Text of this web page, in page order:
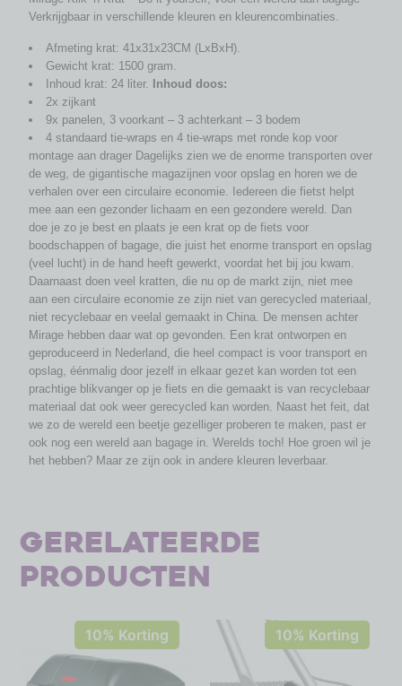
Verkrijgbaar in verschillende kleuren en kleurencombinaties.
Afmeting krat: 41x31x23CM (LxBxH).
Gewicht krat: 1500 gram.
Inhoud krat: 24 liter. Inhoud doos:
2x zijkant
9x panelen, 3 voorkant – 3 achterkant – 3 bodem
4 standaard tie-wraps en 4 tie-wraps met ronde kop voor
montage aan drager Dagelijks zien we de enorme transporten over
de weg, de gigantische magazijnen voor opslag en horen we de
verhalen over een circulaire economie. Iedereen die fietst helpt
mee aan een gezonder lichaam en een gezondere wereld. Dan
doe je zo je best en plaats je een krat op de fiets voor
boodschappen of bagage, die juist het enorme transport en opslag
(veel lucht) in de hand heeft gewerkt, voordat het bij jou kwam.
Daarnaast doen veel kratten, die nu op de markt zijn, niet mee
aan een circulaire economie ze zijn niet van gerecycled materiaal,
niet recyclebaar en veelal gemaakt in China. De mensen achter
Mirage hebben daar wat op gevonden. Een krat ontworpen en
geproduceerd in Nederland, die heel compact is voor transport en
opslag, éénmalig door jezelf in elkaar gezet kan worden tot een
prachtige blikvanger op je fiets en die gemaakt is van recyclebaar
materiaal dat ook weer gerecycled kan worden. Naast het feit, dat
we zo de wereld een beetje gezelliger proberen te maken, past er
ook nog een wereld aan bagage in. Werelds toch! Hoe groen wil je
het hebben? Maar ze zijn ook in andere kleuren leverbaar.
Gerelateerde
producten
10% Korting 10% Korting